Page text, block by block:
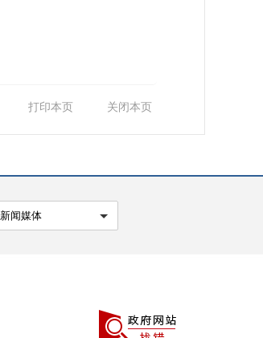
打印本页 关闭本页
新闻媒体